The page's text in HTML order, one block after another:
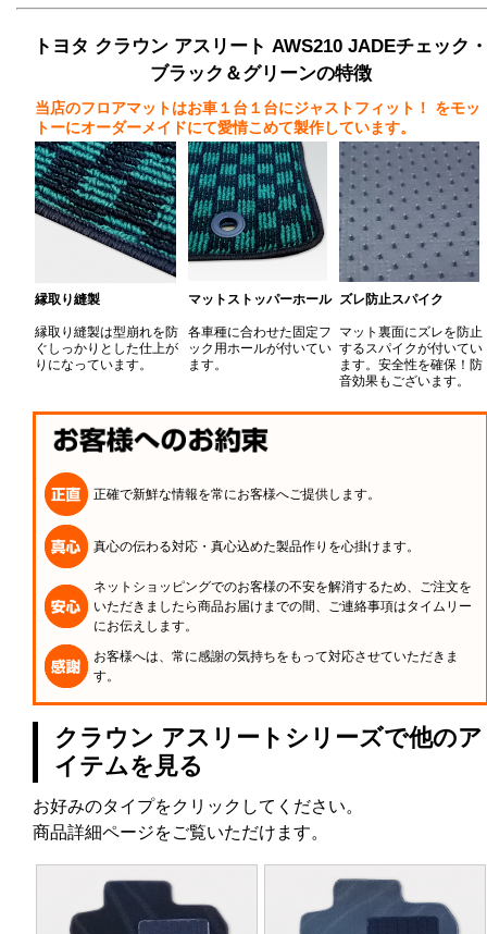
トヨタ クラウン アスリート AWS210 JADEチェック・
ブラック＆グリーンの特徴
当店のフロアマットはお車１台１台にジャストフィット！
をモッ
トーにオーダーメイドにて愛情こめて製作しています。
縁取り縫製
縁取り縫製は型崩れを防
ぐしっかりとした仕上が
りになっています。
マットストッパーホール
各車種に合わせた固定フ
ック用ホールが付いてい
ます。
ズレ防止スパイク
マット裏面にズレを防止
するスパイクが付いてい
ます。安全性を確保！防
音効果もございます。
正確で新鮮な情報を常にお客様へご提供します。
真心の伝わる対応・真心込めた製品作りを心掛けます。
ネットショッピングでのお客様の不安を解消するため、ご注文を
いただきましたら商品お届けまでの間、ご連絡事項はタイムリー
にお伝えします。
お客様へは、常に感謝の気持ちをもって対応させていただきま
す。
クラウン アスリートシリーズで他のア
イテムを見る
お好みのタイプをクリックしてください。
商品詳細ページをご覧いただけます。